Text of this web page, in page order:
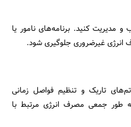
مدیریت کنید. برنامه‌های نامور یا
انرژی غیرضروری جلوگیری شود.
تاریک و تنظیم فواصل زمانی
طور جمعی مصرف انرژی مرتبط با